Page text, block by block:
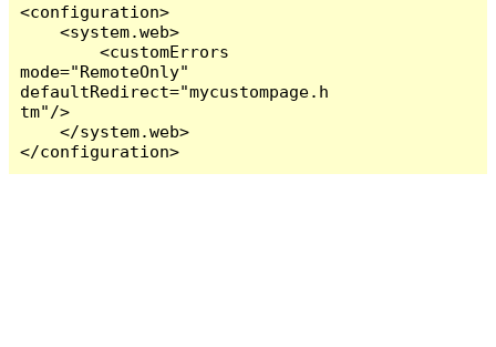
<configuration>
    <system.web>
        <customErrors
mode="RemoteOnly"
defaultRedirect="mycustompage.h
tm"/>
    </system.web>
</configuration>